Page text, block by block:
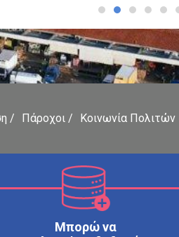
Πάροχοι Κοινωνία Πολιτών
Μπορώ να